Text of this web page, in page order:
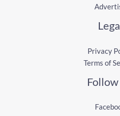
Privacy
Terms of